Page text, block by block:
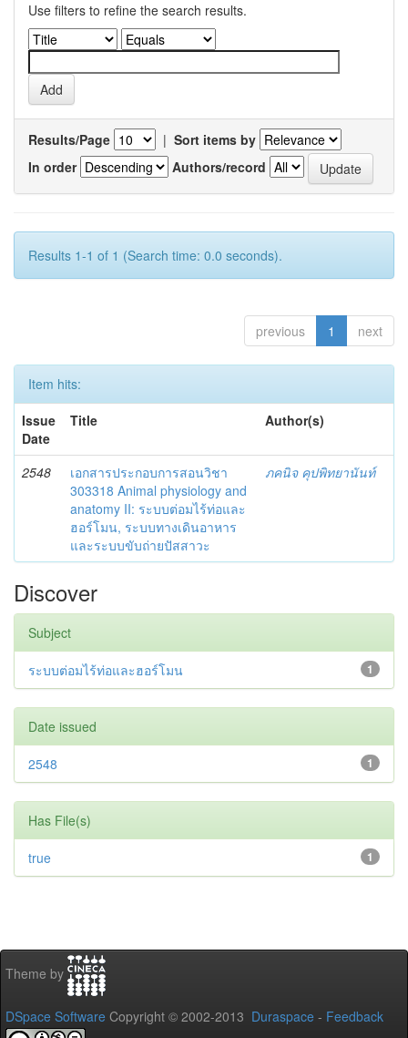
Use filters to refine the search results.
Results/Page | Sort items by
In order
Authors/record
Results 1-1 of 1 (Search time: 0.0 seconds).
previous 1 next
Item hits:
Issue
Date
Title Author(s)
2548
เอกสารประกอบการสอนวิชา
303318 Animal physiology and
anatomy II: ระบบต่อมไร้ท่อและ
ฮอร์โมน, ระบบทางเดินอาหาร
และระบบขับถ่ายปัสสาวะ
ภคนิจ คุปพิทยานันท์
Discover
Subject
1
ระบบต่อมไร้ท่อและฮอร์โมน
Date issued
1
2548
Has File(s)
1
true
Theme by
DSpace Software Copyright © 2002-2013 Duraspace - Feedback